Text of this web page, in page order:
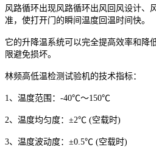
风路循环出现风路循环出风回风设计、
准，使打开门的瞬间温度回温时间快。
它的升降温系统可以完全提高效率和降
限避免损坏。
林频高低温检测试验机的技术指标：
1、温度范围：-40℃～150℃
2、温度均匀度：±2℃ (空载时)
3、温度波动度：±0.5℃ (空载时)